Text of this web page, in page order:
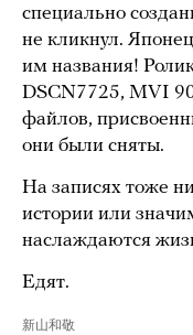
специально
не кликнул.
им названия!
DSCN7725, MVI
файлов,
они были сняты.
На записях тоже
истории или
наслаждаются
Едят.
新山和敬